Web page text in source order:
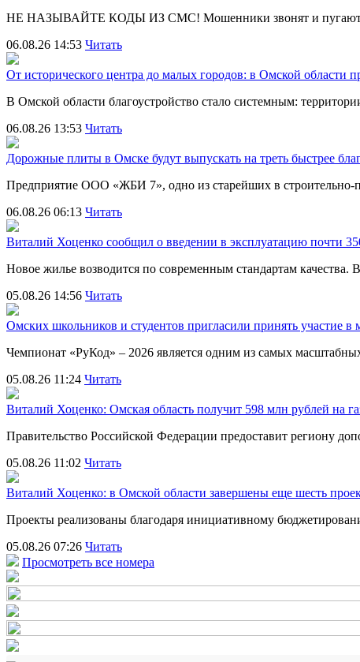
НЕ НАЗЫВАЙТЕ КОДЫ ИЗ СМС! Мошенники звонят и
06.08.26 14:53 Читать
От исторического центра до малых городов: в Омской области
В Омской области благоустройство стало системным:
06.08.26 13:53 Читать
Дорожные плиты в Омске будут выпускать на треть быстрее
Предприятие ООО «ЖБИ 7», одно из старейших в
06.08.26 06:13 Читать
Виталий Хоценко сообщил о введении в эксплуатацию почти
Новое жилье возводится по современным стандартам
05.08.26 14:56 Читать
Омских школьников и студентов пригласили принять участие
Чемпионат «РуКод» – 2026 является одним из самых
05.08.26 11:24 Читать
Виталий Хоценко: Омская область получит 598 млн рублей на
Правительство Российской Федерации предоставит региону
05.08.26 11:02 Читать
Виталий Хоценко: в Омской области завершены еще шесть
Проекты реализованы благодаря инициативному
05.08.26 07:26 Читать
Просмотреть все номера